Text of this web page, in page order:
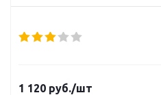
1 120 руб./шт